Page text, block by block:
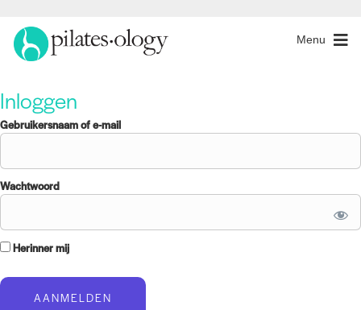
Menu
Inloggen
Gebruikersnaam of e-mail
Wachtwoord
Herinner mij